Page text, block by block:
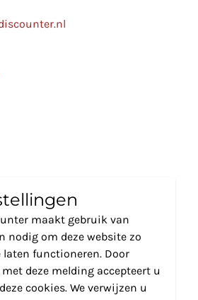
maakt gebruik van
nodig om deze website zo
laten functioneren. Door
deze melding accepteert u
cookies. We verwijzen u